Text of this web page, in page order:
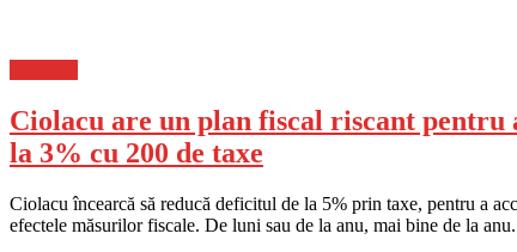
Ciolacu are un plan fiscal riscant
la 3% cu 200 de taxe
Ciolacu încearcă să reducă deficitul de la 5% prin taxe, pentru a
efectele măsurilor fiscale. De luni sau de la anu, mai bine de la